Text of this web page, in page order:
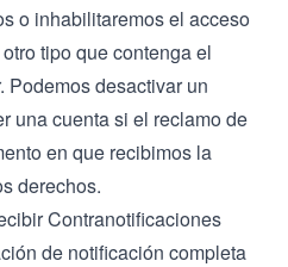
o inhabilitaremos el acceso
tipo que contenga el
Podemos desactivar un
una cuenta si el reclamo de
en que recibimos la
derechos.
Contranotificaciones
de notificación completa